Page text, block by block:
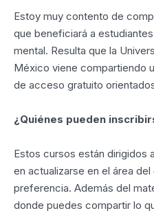
Estoy muy contento de
que beneficiará a
mental. Resulta que la
México viene compartiendo
de acceso gratuito
¿Quiénes pueden
Estos cursos están dirigidos
en actualizarse en el área
preferencia. Además del
donde puedes compartir lo